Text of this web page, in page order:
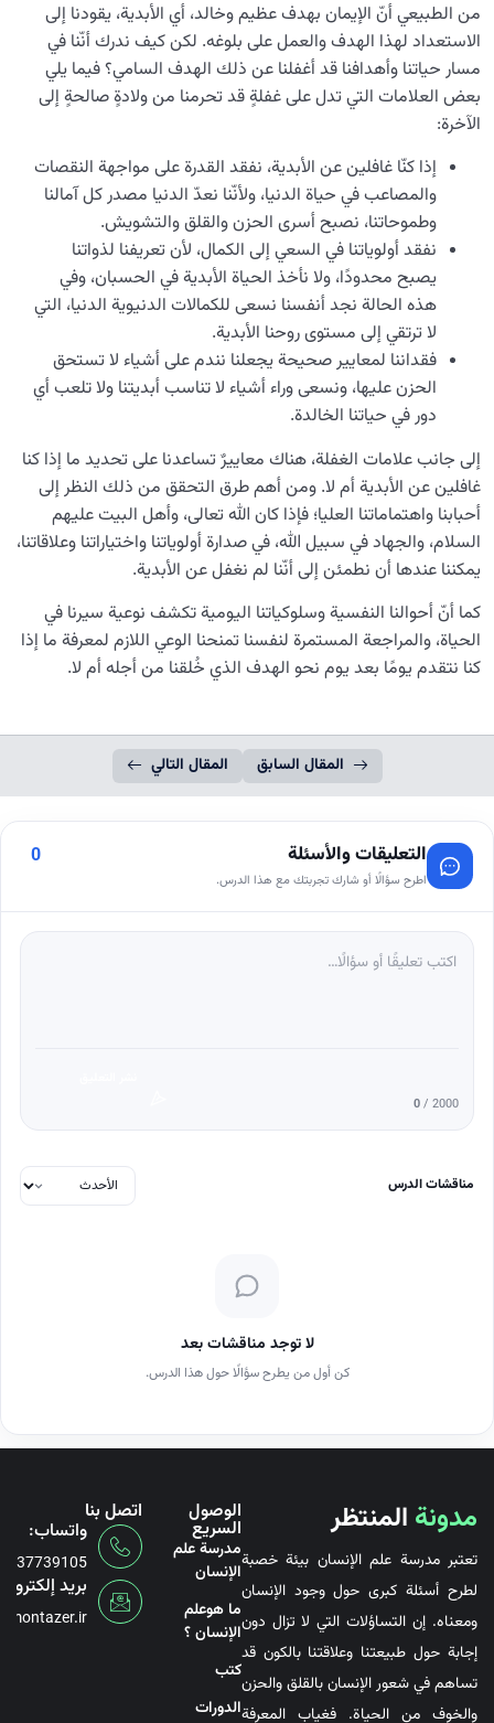
من الطبيعي أنّ الإيمان بهدف عظيم وخالد، أي الأبدية، يقودنا إلى
الاستعداد لهذا الهدف والعمل على بلوغه. لكن كيف ندرك أنّنا في
مسار حياتنا وأهدافنا قد أغفلنا عن ذلك الهدف السامي؟ فيما يلي
بعض العلامات التي تدل على غفلةٍ قد تحرمنا من ولادةٍ صالحةٍ إلى
الآخرة:
إذا كنّا غافلين عن الأبدية، نفقد القدرة على مواجهة النقصات
والمصاعب في حياة الدنيا، ولأنّنا نعدّ الدنيا مصدر كل آمالنا
وطموحاتنا، نصبح أسرى الحزن والقلق والتشويش.
نفقد أولوياتنا في السعي إلى الكمال، لأن تعريفنا لذواتنا
يصبح محدودًا، ولا نأخذ الحياة الأبدية في الحسبان، وفي
هذه الحالة نجد أنفسنا نسعى للكمالات الدنيوية الدنيا، التي
لا ترتقي إلى مستوى روحنا الأبدية.
فقداننا لمعايير صحيحة يجعلنا نندم على أشياء لا تستحق
الحزن عليها، ونسعى وراء أشياء لا تناسب أبديتنا ولا تلعب أي
دور في حياتنا الخالدة.
إلى جانب علامات الغفلة، هناك معاييرٌ تساعدنا على تحديد ما إذا كنا
غافلين عن الأبدية أم لا. ومن أهم طرق التحقق من ذلك النظر إلى
أحبابنا واهتماماتنا العليا؛ فإذا كان الله تعالى، وأهل البيت عليهم
السلام، والجهاد في سبيل الله، في صدارة أولوياتنا واختياراتنا وعلاقاتنا،
يمكننا عندها أن نطمئن إلى أنّنا لم نغفل عن الأبدية.
كما أنّ أحوالنا النفسية وسلوكياتنا اليومية تكشف نوعية سيرنا في
الحياة، والمراجعة المستمرة لنفسنا تمنحنا الوعي اللازم لمعرفة ما إذا
كنا نتقدم يومًا بعد يوم نحو الهدف الذي خُلقنا من أجله أم لا.
المقال السابق المقال التالي
التعليقات والأسئلة
اطرح سؤالًا أو شارك تجربتك مع هذا الدرس.
0
0/ 2000
مناقشات الدرس
لا توجد مناقشات بعد
كن أول من يطرح سؤالًا حول هذا الدرس.
مدونة المنتظر
تعتبر مدرسة علم الإنسان بيئة خصبة
لطرح أسئلة كبرى حول وجود الإنسان
ومعناه. إن التساؤلات التي لا تزال دون
إجابة حول طبيعتنا وعلاقتنا بالكون قد
تساهم في شعور الإنسان بالقلق والحزن
والخوف من الحياة. فغياب المعرفة
الوصول
السريع
مدرسة علم
الإنسان
ما هوعلم
الإنسان ؟
کتب
الدورات
اتصل بنا
واتساب:
بريد